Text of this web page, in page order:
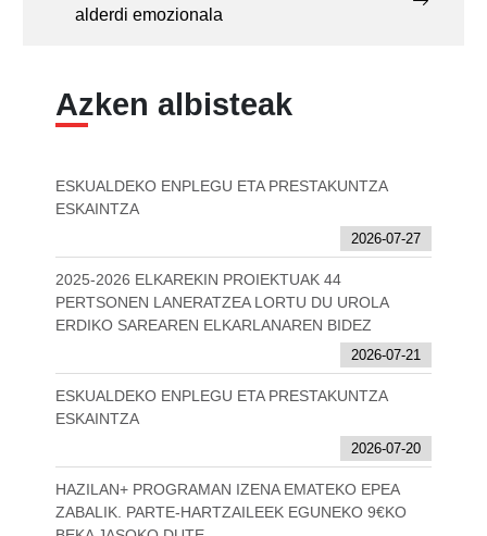
alderdi emozionala
Azken albisteak
ESKUALDEKO ENPLEGU ETA PRESTAKUNTZA
ESKAINTZA
2026-07-27
2025-2026 ELKAREKIN PROIEKTUAK 44
PERTSONEN LANERATZEA LORTU DU UROLA
ERDIKO SAREAREN ELKARLANAREN BIDEZ
2026-07-21
ESKUALDEKO ENPLEGU ETA PRESTAKUNTZA
ESKAINTZA
2026-07-20
HAZILAN+ PROGRAMAN IZENA EMATEKO EPEA
ZABALIK. PARTE-HARTZAILEEK EGUNEKO 9€KO